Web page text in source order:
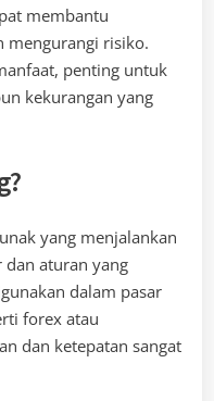
membantu
mengurangi risiko.
penting untuk
kekurangan yang
yang menjalankan
dan aturan yang
dalam pasar
forex atau
dan ketepatan sangat